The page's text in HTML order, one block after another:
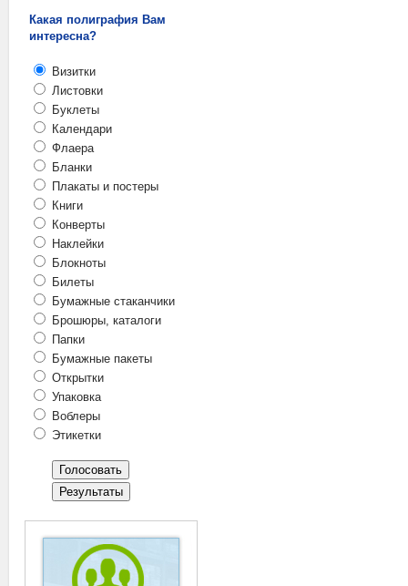
Какая полиграфия Вам
интересна?
Визитки
Листовки
Буклеты
Календари
Флаера
Бланки
Плакаты и постеры
Книги
Конверты
Наклейки
Блокноты
Билеты
Бумажные стаканчики
Брошюры, каталоги
Папки
Бумажные пакеты
Открытки
Упаковка
Воблеры
Этикетки